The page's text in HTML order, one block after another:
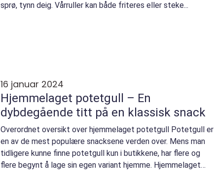
sprø, tynn deig. Vårruller kan både friteres eller steke...
16 januar 2024
Hjemmelaget potetgull – En
dybdegående titt på en klassisk snack
Overordnet oversikt over hjemmelaget potetgull Potetgull er
en av de mest populære snacksene verden over. Mens man
tidligere kunne finne potetgull kun i butikkene, har flere og
flere begynt å lage sin egen variant hjemme. Hjemmelaget